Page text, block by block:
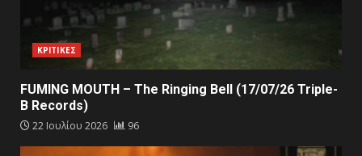
ΚΡΙΤΙΚΕΣ
FUMING MOUTH – The Ringing Bell (17/07/26 Triple-
B Records)
22 Ιουλίου 2026 96